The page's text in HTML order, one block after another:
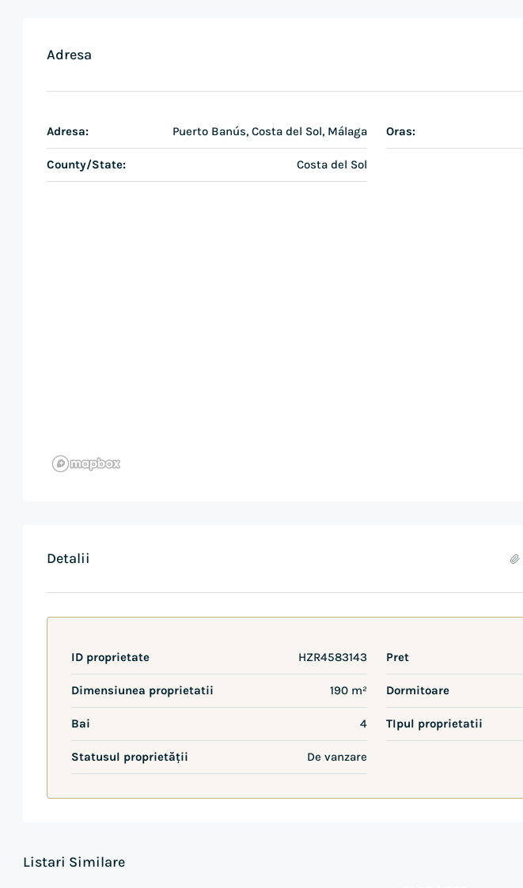
Adresa
Adresa: Puerto Banús, Costa del Sol, Málaga Oras:
County/State: Costa del Sol
Detalii
ID proprietate HZR4583143 Pret
Dimensiunea proprietatii 190 m² Dormitoare
Bai 4 TIpul proprietatii
Statusul proprietății De vanzare
Listari Similare